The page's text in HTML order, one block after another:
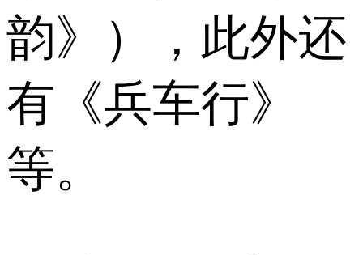
韵》），此外还
有《兵车行》
等。